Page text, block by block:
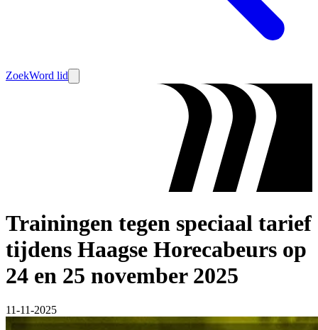
ZoekWord lid
Trainingen tegen speciaal tarief
tijdens Haagse Horecabeurs op
24 en 25 november 2025
11-11-2025